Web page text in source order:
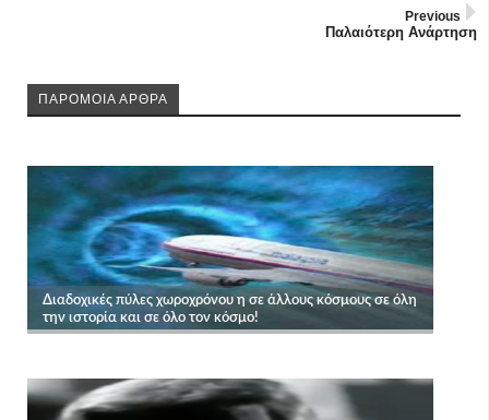
Previous
Παλαιότερη Ανάρτηση
ΠΑΡΟΜΟΙΑ ΑΡΘΡΑ